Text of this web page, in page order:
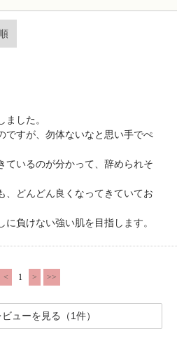
した。
ですが、勿体ないなと思い手でぺ
ているのが分かって、辞められそ
、どんどん良くなってきていてお
負けない強い肌を目指します。
< 1 > >>
ューを見る（1件）